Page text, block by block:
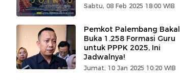
Sabtu, 08 Feb 2025 18:00 WIB
Pemkot Palembang Bakal
Buka 1.258 Formasi Guru
untuk PPPK 2025, Ini
Jadwalnya!
Jumat, 10 Jan 2025 10:20 WIB